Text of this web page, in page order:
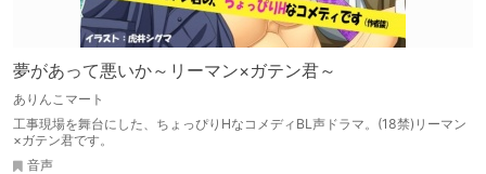
夢があって悪いか～リーマン×ガテン君～
ありんこマート
工事現場を舞台にした、ちょっぴりHなコメディBL声ドラマ。(18禁)リーマン
×ガテン君です。
音声